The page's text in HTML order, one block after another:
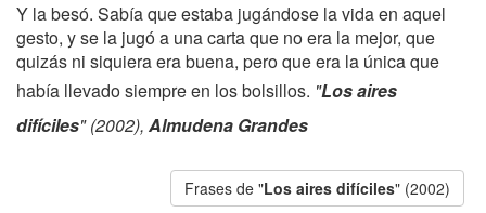
Y la besó. Sabía que estaba jugándose la vida en aquel
gesto, y se la jugó a una carta que no era la mejor, que
quizás ni siquiera era buena, pero que era la única que
había llevado siempre en los bolsillos. "Los aires
difíciles" (2002), Almudena Grandes
Frases de "Los aires difíciles" (2002)